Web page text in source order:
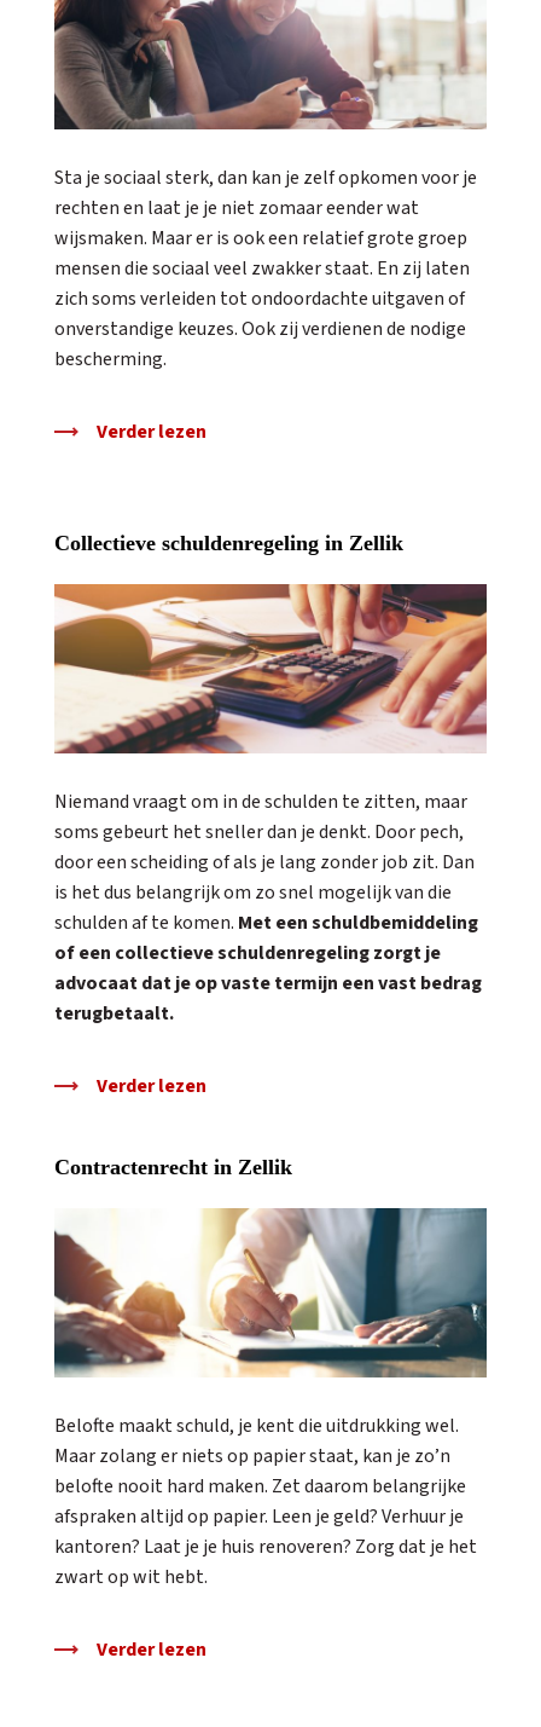
Sta je sociaal sterk, dan kan je zelf opkomen voor je
rechten en laat je je niet zomaar eender wat
wijsmaken. Maar er is ook een relatief grote groep
mensen die sociaal veel zwakker staat. En zij laten
zich soms verleiden tot ondoordachte uitgaven of
onverstandige keuzes. Ook zij verdienen de nodige
bescherming.
Verder lezen
Collectieve schuldenregeling in Zellik
Niemand vraagt om in de schulden te zitten, maar
soms gebeurt het sneller dan je denkt. Door pech,
door een scheiding of als je lang zonder job zit. Dan
is het dus belangrijk om zo snel mogelijk van die
schulden af te komen. Met een schuldbemiddeling
of een collectieve schuldenregeling zorgt je
advocaat dat je op vaste termijn een vast bedrag
terugbetaalt.
Verder lezen
Contractenrecht in Zellik
Belofte maakt schuld, je kent die uitdrukking wel.
Maar zolang er niets op papier staat, kan je zo’n
belofte nooit hard maken. Zet daarom belangrijke
afspraken altijd op papier. Leen je geld? Verhuur je
kantoren? Laat je je huis renoveren? Zorg dat je het
zwart op wit hebt.
Verder lezen